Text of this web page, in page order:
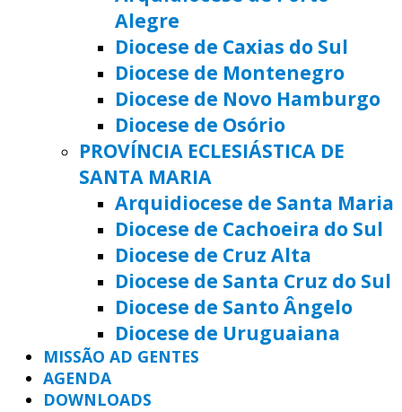
Alegre
Diocese de Caxias do Sul
Diocese de Montenegro
Diocese de Novo Hamburgo
Diocese de Osório
PROVÍNCIA ECLESIÁSTICA DE
SANTA MARIA
Arquidiocese de Santa Maria
Diocese de Cachoeira do Sul
Diocese de Cruz Alta
Diocese de Santa Cruz do Sul
Diocese de Santo Ângelo
Diocese de Uruguaiana
MISSÃO AD GENTES
AGENDA
DOWNLOADS